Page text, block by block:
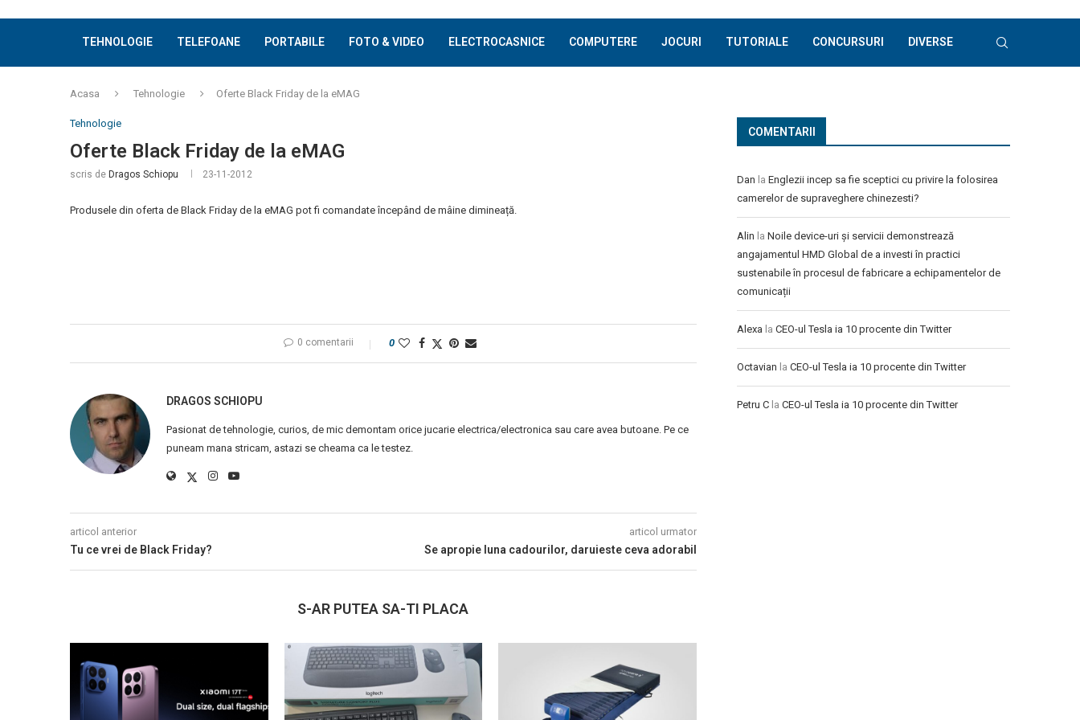
TEHNOLOGIE TELEFOANE PORTABILE FOTO & VIDEO ELECTROCASNICE COMPUTERE JOCURI TUTORIALE CONCURSURI DIVERSE
Acasa Tehnologie Oferte Black Friday de la eMAG
Tehnologie
Oferte Black Friday de la eMAG
scris de Dragos Schiopu 23-11-2012
Produsele din oferta de Black Friday de la eMAG pot fi comandate începând de mâine dimineață.
0 comentarii 0
DRAGOS SCHIOPU
Pasionat de tehnologie, curios, de mic demontam orice jucarie electrica/electronica sau care avea butoane. Pe ce
puneam mana stricam, astazi se cheama ca le testez.
articol anterior
Tu ce vrei de Black Friday?
articol urmator
Se apropie luna cadourilor, daruieste ceva adorabil
S-AR PUTEA SA-TI PLACA
COMENTARII
Dan la Englezii incep sa fie sceptici cu privire la folosirea
camerelor de supraveghere chinezesti?
Alin la Noile device-uri și servicii demonstrează
angajamentul HMD Global de a investi în practici
sustenabile în procesul de fabricare a echipamentelor de
comunicații
Alexa la CEO-ul Tesla ia 10 procente din Twitter
Octavian la CEO-ul Tesla ia 10 procente din Twitter
Petru C la CEO-ul Tesla ia 10 procente din Twitter